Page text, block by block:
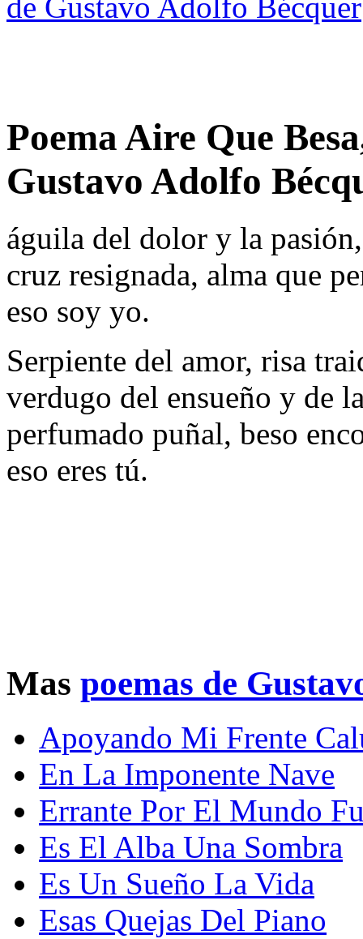
Poema Aire Que
Gustavo Adolfo
águila del dolor y la pasión,
cruz resignada, alma que
eso soy yo.
Serpiente del amor, risa
verdugo del ensueño y de
perfumado puñal, beso
eso eres tú.
Mas poemas de
Apoyando Mi Frente
En La Imponente Nave
Errante Por El Mundo
Es El Alba Una Sombra
Es Un Sueño La Vida
Esas Quejas Del Piano